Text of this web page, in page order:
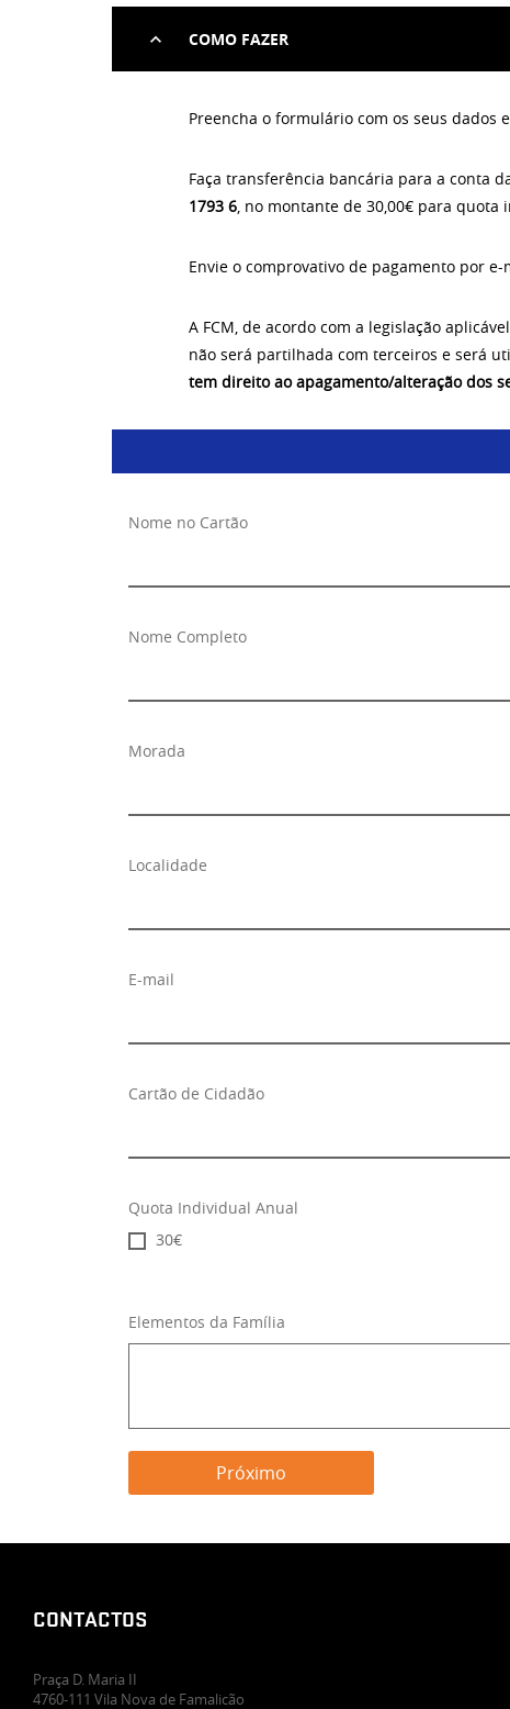
COMO FAZER
Preencha o formulário com os seus dados
Faça transferência bancária para a conta
1793 6, no montante de 30,00€ para quota
Envie o comprovativo de pagamento por e-
A FCM, de acordo com a legislação
não será partilhada com terceiros e será
tem direito ao apagamento/alteração dos
Nome no Cartão
Nome Completo
Morada
Localidade
E-mail
Cartão de Cidadão
Quota Individual Anual
30€
Elementos da Família
CONTACTOS
Praça D. Maria II
4760-111 Vila Nova de Famalicão